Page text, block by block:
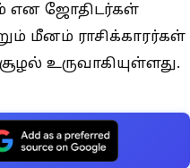
என ஜோதிடர்கள்
மீனம் ராசிக்காரர்கள்
உருவாகியுள்ளது.